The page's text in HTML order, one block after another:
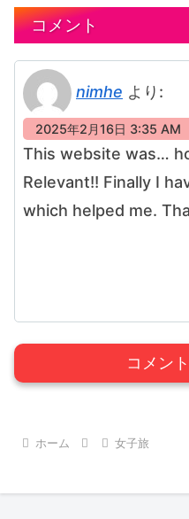
コメント
nimhe より:
2025年2月16日 3:35 AM
This website was…
Relevant!! Finally I
which helped me.
コメン
ホーム 女子旅